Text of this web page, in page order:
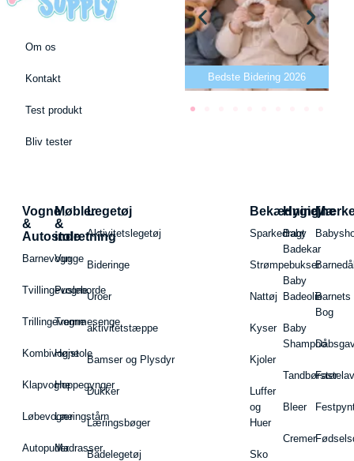
Om os
Kontakt
Test produkt
Bliv tester
Bedste puslepude 2026 Bedste Bidering 2026
Vogne
&
Autostole
Barnevogn
Tvillingevogne
Trillingevogne
Kombivogne
Klapvogne
Løbevogne
Autopuder
Møbler
&
indretning
Vugge
Pusleborde
Tremmesenge
Højstole
Hoppegynger
Læringstårn
Madrasser
Legetøj
Aktivitetslegetøj
Bideringe
Uroer
aktivitetstæppe
Bamser og Plysdyr
Dukker
Læringsbøger
Badelegetøj
Bekædning
Sparkedragt
Strømpebukser
Nattøj
Kyser
Kjoler
Luffer
og
Huer
Sko
Hygiejne
Baby
Badekar
Baby
Badeolie
Baby
Shampoo
Tandbørster
Bleer
Cremer
Barnets
Bog